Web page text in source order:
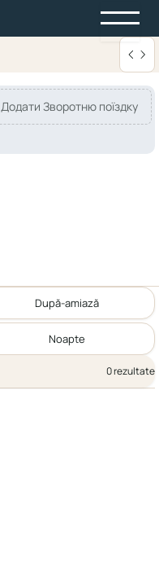
Додати Зворотню поїздку
După-amiază
Noapte
0 rezultate